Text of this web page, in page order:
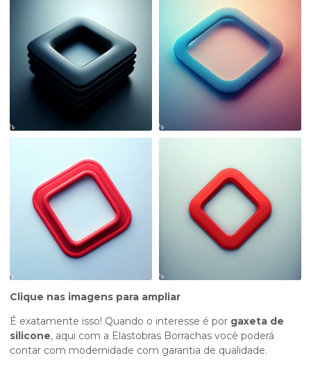
Clique nas imagens para ampliar
É exatamente isso! Quando o interesse é por gaxeta de
silicone, aqui com a Elastobras Borrachas você poderá
contar com modernidade com garantia de qualidade.